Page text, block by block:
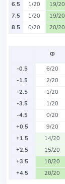
6.5
1/20
19/20
7.5
1/20
19/20
8.5
0/20 20/20
Ф
-0.5
6/20
-1.5
2/20
-2.5
1/20
-3.5
1/20
-4.5
0/20
+0.5
9/20
+1.5
14/20
+2.5
15/20
+3.5
18/20
+4.5
20/20